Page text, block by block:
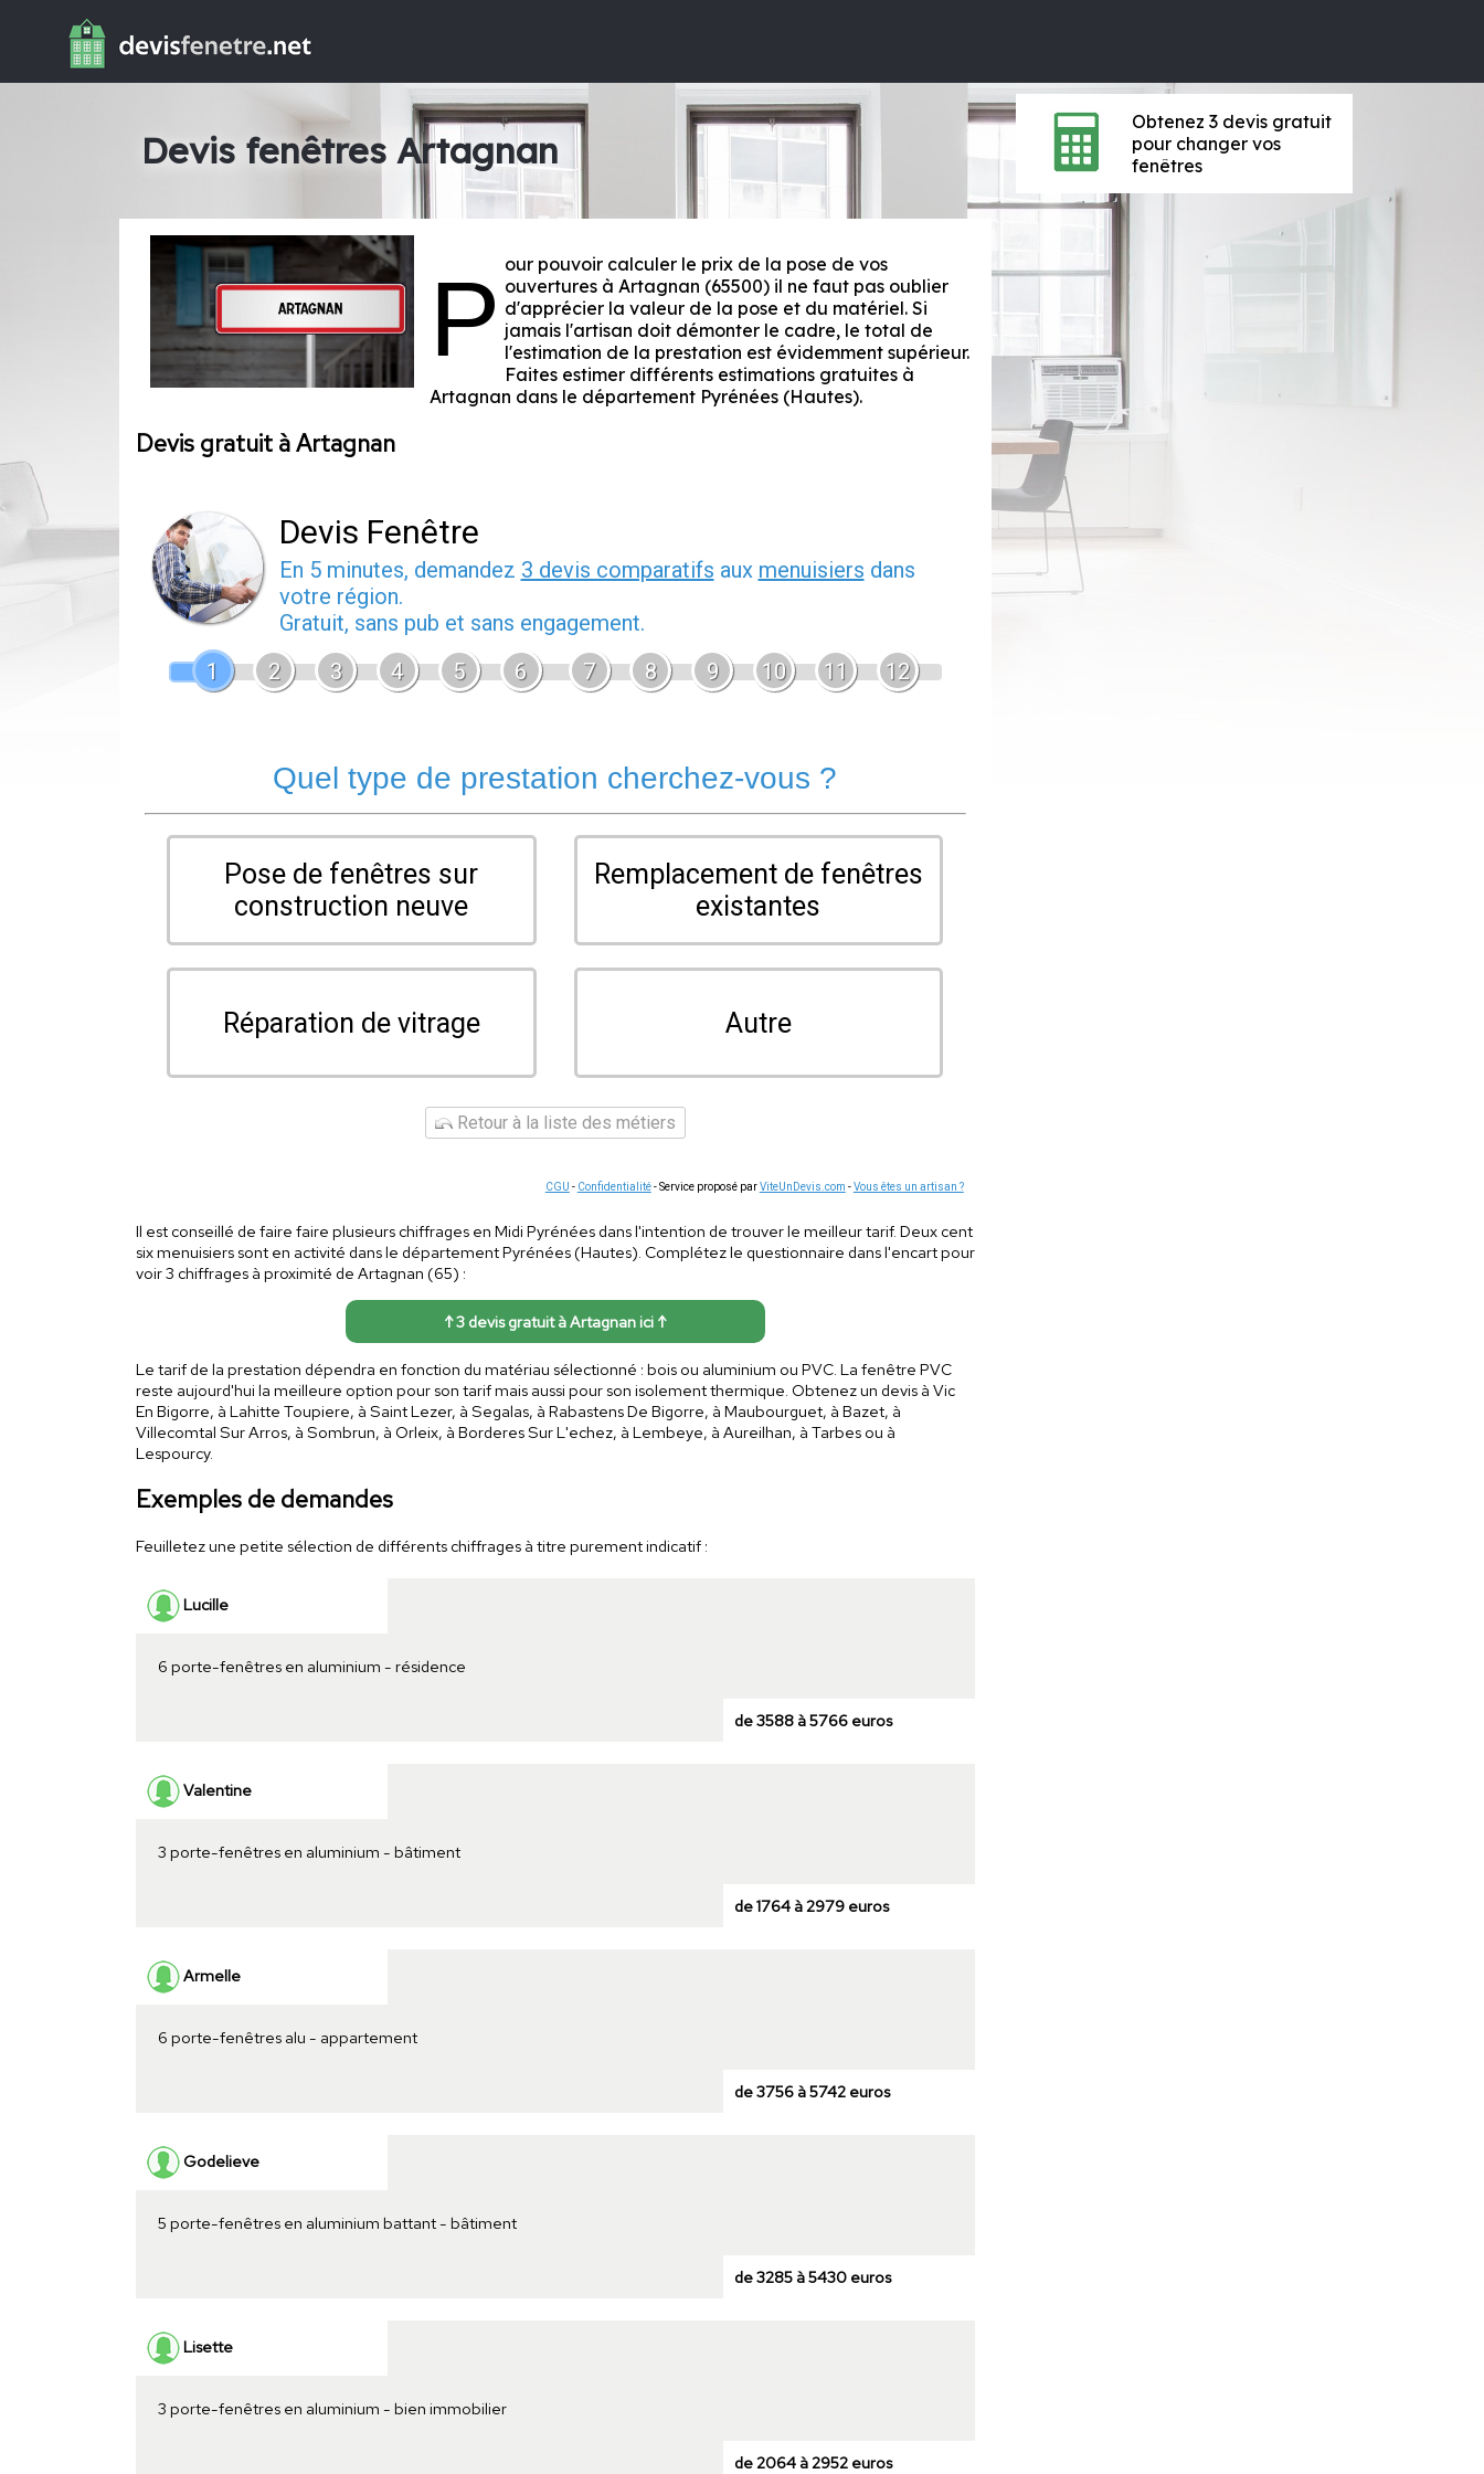
Devis fenêtres Artagnan
P our pouvoir calculer le prix de la pose de vos
ouvertures à Artagnan (65500) il ne faut pas oublier
d'apprécier la valeur de la pose et du matériel. Si
jamais l'artisan doit démonter le cadre, le total de
l'estimation de la prestation est évidemment supérieur.
Faites estimer différents estimations gratuites à
Artagnan dans le département Pyrénées (Hautes).
Devis gratuit à Artagnan
Devis Fenêtre
En 5 minutes, demandez 3 devis comparatifs aux menuisiers dans
votre région.
Gratuit, sans pub et sans engagement.
1
2 3 4 5 6 7 8 9 10 11 12
Quel type de prestation cherchez-vous ?
Pose de fenêtres sur
construction neuve
Remplacement de fenêtres
existantes
Réparation de vitrage Autre
Retour à la liste des métiers
CGU - Confidentialité- Service proposé parViteUnDevis.com -Vous êtes un artisan ?
Il est conseillé de faire faire plusieurs chiffrages en Midi Pyrénées dans l'intention de trouver le meilleur tarif. Deux cent
six menuisiers sont en activité dans le département Pyrénées (Hautes). Complétez le questionnaire dans l'encart pour
voir 3 chiffrages à proximité de Artagnan (65) :
↑ 3 devis gratuit à Artagnan ici ↑
Le tarif de la prestation dépendra en fonction du matériau sélectionné : bois ou aluminium ou PVC. La fenêtre PVC
reste aujourd'hui la meilleure option pour son tarif mais aussi pour son isolement thermique. Obtenez un devis à Vic
En Bigorre, à Lahitte Toupiere, à Saint Lezer, à Segalas, à Rabastens De Bigorre, à Maubourguet, à Bazet, à
Villecomtal Sur Arros, à Sombrun, à Orleix, à Borderes Sur L'echez, à Lembeye, à Aureilhan, à Tarbes ou à
Lespourcy.
Exemples de demandes
Feuilletez une petite sélection de différents chiffrages à titre purement indicatif :
Lucille
6 porte-fenêtres en aluminium - résidence
de 3588 à 5766 euros
Valentine
3 porte-fenêtres en aluminium - bâtiment
de 1764 à 2979 euros
Armelle
6 porte-fenêtres alu - appartement
de 3756 à 5742 euros
Godelieve
5 porte-fenêtres en aluminium battant - bâtiment
de 3285 à 5430 euros
Lisette
3 porte-fenêtres en aluminium - bien immobilier
de 2064 à 2952 euros
Obtenez 3 devis gratuit
pour changer vos
fenêtres